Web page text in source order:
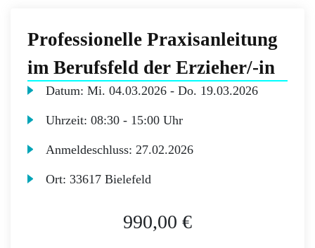
Professionelle Praxisanleitung
im Berufsfeld der Erzieher/-in
Datum:Mi. 04.03.2026 -Do. 19.03.2026
Uhrzeit:08:30 - 15:00 Uhr
Anmeldeschluss:27.02.2026
Ort:33617 Bielefeld
990,00 €